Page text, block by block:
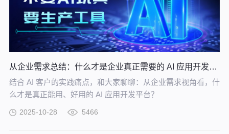
从企业需求总结：什么才是企业真正需要的 AI 应用开发平台？
结合 AI 客户的实践痛点，和大家聊聊：从企业需求视角看，什
么才是真正能用、好用的 AI 应用开发平台？
2025-10-28 5466